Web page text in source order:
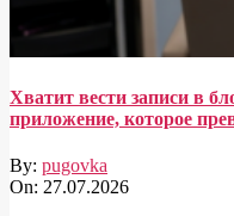
Хватит вести записи в
приложение, которое
By: pugovka
On: 27.07.2026